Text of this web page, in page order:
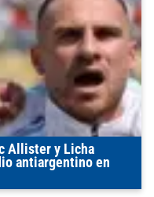
Allister y Licha
antiargentino en